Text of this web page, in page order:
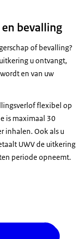
bevalling
of bevalling?
u ontvangt,
en van uw
flexibel op
is maximaal 30
inhalen. Ook als u
UWV de uitkering
periode opneemt.